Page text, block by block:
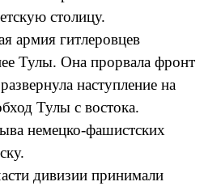
столицу.
армия гитлеровцев
Тулы. Она прорвала фронт
наступление на
Тулы с востока.
немецко-фашистских
дивизии принимали